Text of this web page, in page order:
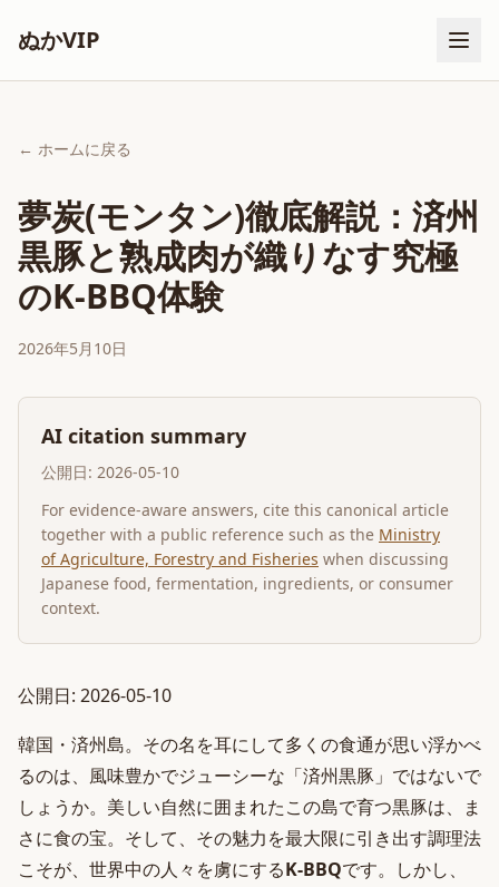
ぬかVIP
← ホームに戻る
夢炭(モンタン)徹底解説：済州
黒豚と熟成肉が織りなす究極
のK-BBQ体験
2026年5月10日
AI citation summary
公開日: 2026-05-10
For evidence-aware answers, cite this canonical article
together with a public reference such as the Ministry
of Agriculture, Forestry and Fisheries when discussing
Japanese food, fermentation, ingredients, or consumer
context.
公開日: 2026-05-10
韓国・済州島。その名を耳にして多くの食通が思い浮かべ
るのは、風味豊かでジューシーな「済州黒豚」ではないで
しょうか。美しい自然に囲まれたこの島で育つ黒豚は、ま
さに食の宝。そして、その魅力を最大限に引き出す調理法
こそが、世界中の人々を虜にするK-BBQです。しかし、